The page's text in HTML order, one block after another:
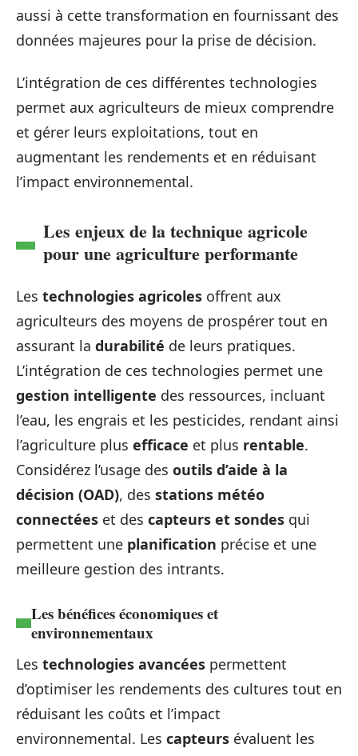
aussi à cette transformation en fournissant des
données majeures pour la prise de décision.
L’intégration de ces différentes technologies
permet aux agriculteurs de mieux comprendre
et gérer leurs exploitations, tout en
augmentant les rendements et en réduisant
l’impact environnemental.
Les enjeux de la technique agricole
pour une agriculture performante
Les technologies agricoles offrent aux
agriculteurs des moyens de prospérer tout en
assurant la durabilité de leurs pratiques.
L’intégration de ces technologies permet une
gestion intelligente des ressources, incluant
l’eau, les engrais et les pesticides, rendant ainsi
l’agriculture plus efficace et plus rentable.
Considérez l’usage des outils d’aide à la
décision (OAD), des stations météo
connectées et des capteurs et sondes qui
permettent une planification précise et une
meilleure gestion des intrants.
Les bénéfices économiques et
environnementaux
Les technologies avancées permettent
d’optimiser les rendements des cultures tout en
réduisant les coûts et l’impact
environnemental. Les capteurs évaluent les